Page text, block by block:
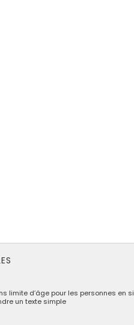
limite d’âge pour les personnes en
un texte simple